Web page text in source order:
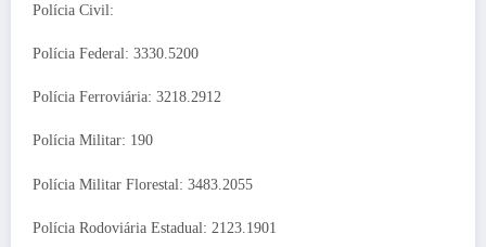
Polícia Civil:
Polícia Federal: 3330.5200
Polícia Ferroviária: 3218.2912
Polícia Militar: 190
Polícia Militar Florestal: 3483.2055
Polícia Rodoviária Estadual: 2123.1901